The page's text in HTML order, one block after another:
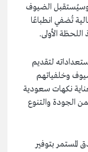
الضيوف
تُضفي انطباعًا
الأولى.
لتقديم
وخلفياتهم
نكهات سعودية
الجودة والتنوع
المستمر بتوفير